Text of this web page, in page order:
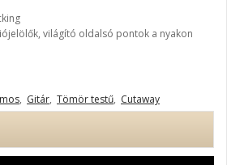
világító oldalsó pontok a nyakon
, Gitár, Tömör testű, Cutaway